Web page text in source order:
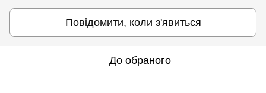
Повідомити, коли з'явиться
До обраного